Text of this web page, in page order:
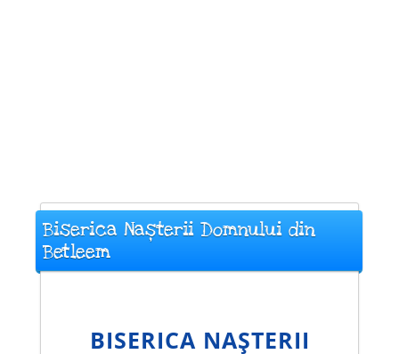
Biserica Nașterii Domnului din
Betleem
BISERICA NAȘTERII